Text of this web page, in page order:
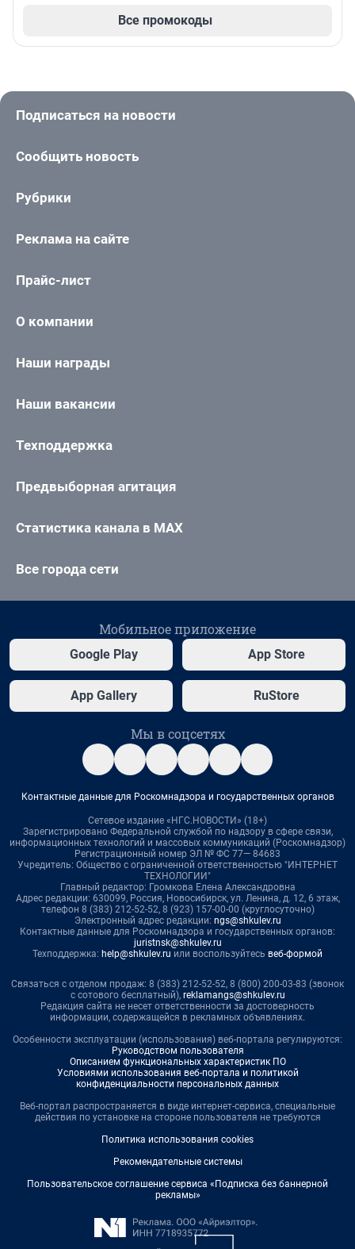
Все промокоды
Подписаться на новости
Сообщить новость
Рубрики
Реклама на сайте
Прайс-лист
О компании
Наши награды
Наши вакансии
Техподдержка
Предвыборная агитация
Статистика канала в MAX
Все города сети
Мобильное приложение
Google Play App Store
App Gallery RuStore
Мы в соцсетях
Контактные данные для Роскомнадзора и государственных органов
Сетевое издание «НГС.НОВОСТИ» (18+)
Зарегистрировано Федеральной службой по надзору в сфере связи,
информационных технологий и массовых коммуникаций (Роскомнадзор)
Регистрационный номер ЭЛ № ФС 77— 84683
Учредитель: Общество с ограниченной ответственностью "ИНТЕРНЕТ
ТЕХНОЛОГИИ"
Главный редактор: Громкова Елена Александровна
Адрес редакции: 630099, Россия, Новосибирск, ул. Ленина, д. 12, 6 этаж,
телефон 8 (383) 212-52-52, 8 (923) 157-00-00 (круглосуточно)
Электронный адрес редакции: ngs@shkulev.ru
Контактные данные для Роскомнадзора и государственных органов:
juristnsk@shkulev.ru
Техподдержка: help@shkulev.ru или воспользуйтесь веб-формой
Связаться с отделом продаж: 8 (383) 212-52-52, 8 (800) 200-03-83 (звонок
с сотового бесплатный), reklamangs@shkulev.ru
Редакция сайта не несет ответственности за достоверность
информации, содержащейся в рекламных объявлениях.
Особенности эксплуатации (использования) веб-портала регулируются:
Руководством пользователя
Описанием функциональных характеристик ПО
Условиями использования веб-портала и политикой
конфиденциальности персональных данных
Веб-портал распространяется в виде интернет-сервиса, специальные
действия по установке на стороне пользователя не требуются
Политика использования cookies
Рекомендательные системы
Пользовательское соглашение сервиса «Подписка без баннерной
рекламы»